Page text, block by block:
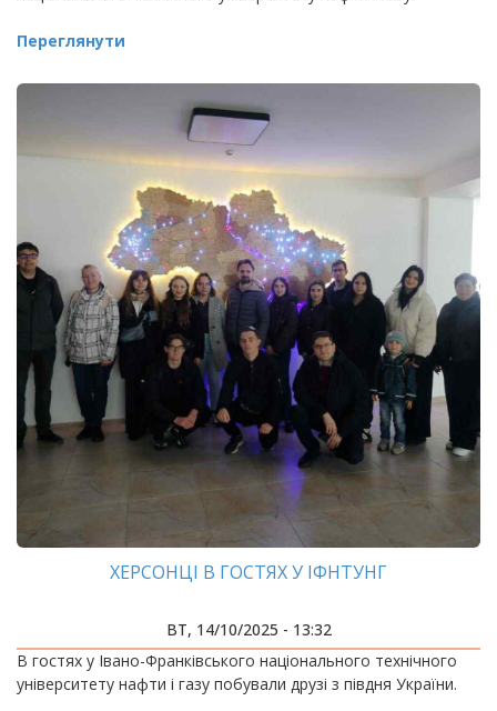
Переглянути
ХЕРСОНЦІ В ГОСТЯХ У ІФНТУНГ
ВТ, 14/10/2025 - 13:32
В гостях у Івано-Франківського національного технічного
університету нафти і газу побували друзі з півдня України.